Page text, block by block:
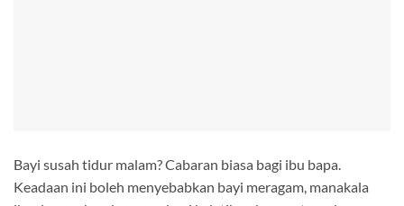
Bayi susah tidur malam? Cabaran biasa bagi ibu bapa.
Keadaan ini boleh menyebabkan bayi meragam, manakala